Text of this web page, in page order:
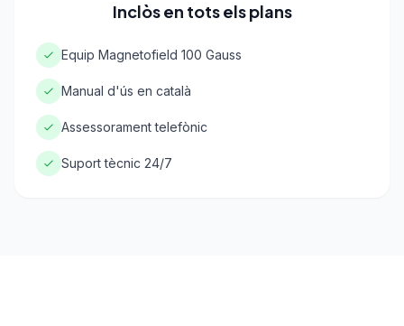
Inclòs en tots els plans
Equip Magnetofield 100 Gauss
Manual d'ús en català
Assessorament telefònic
Suport tècnic 24/7